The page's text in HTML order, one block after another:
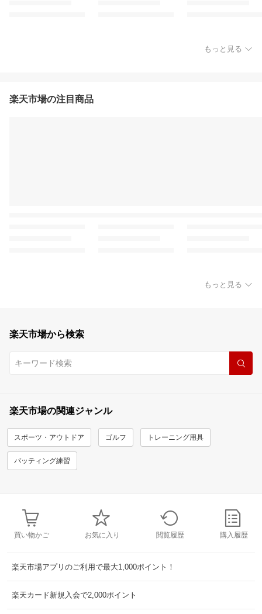
もっと見る
楽天市場の注目商品
もっと見る
楽天市場から検索
楽天市場の関連ジャンル
スポーツ・アウトドア ゴルフ トレーニング用具
パッティング練習
買い物かご お気に入り 閲覧履歴 購入履歴
楽天市場アプリのご利用で最大1,000ポイント！
楽天カード新規入会で2,000ポイント